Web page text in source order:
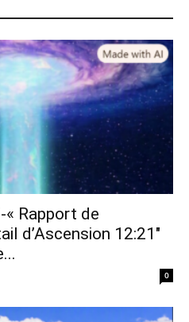
Rapport de
d’Ascension 12:21″
0